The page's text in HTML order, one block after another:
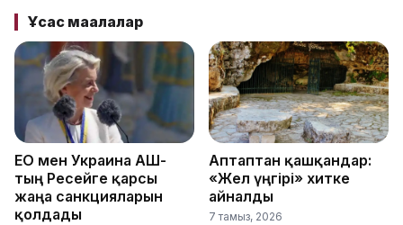
Ұқсас мақалалар
ЕО мен Украина АҚШ-
тың Ресейге қарсы
жаңа санкцияларын
қолдады
Аптаптан қашқандар:
«Жел үңгірі» хитке
айналды
7 тамыз, 2026